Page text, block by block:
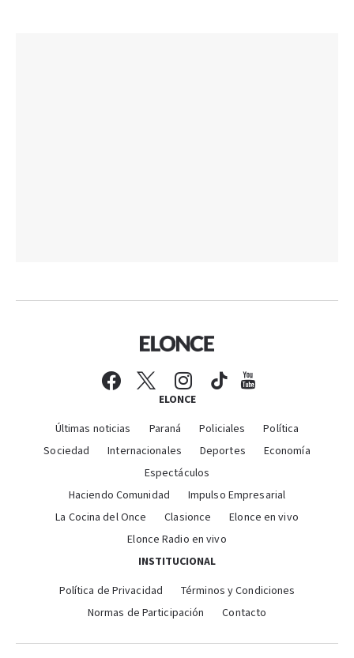
ELONCE
Últimas noticias Paraná Policiales
Política
Sociedad
Internacionales Deportes
Economía
Espectáculos
Haciendo Comunidad
Impulso Empresarial
La Cocina del Once
Clasionce
Elonce en vivo
Elonce Radio en vivo
INSTITUCIONAL
Política de Privacidad
Términos y Condiciones
Normas de Participación
Contacto